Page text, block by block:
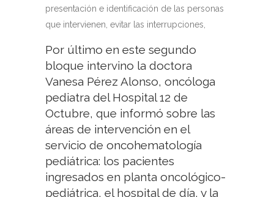
presentación e identificación de las personas
que intervienen, evitar las interrupciones,
Por último en este segundo
bloque intervino la doctora
Vanesa Pérez Alonso, oncóloga
pediatra del Hospital 12 de
Octubre, que informó sobre las
áreas de intervención en el
servicio de oncohematología
pediátrica: los pacientes
ingresados en planta oncológico-
pediátrica, el hospital de día, y la